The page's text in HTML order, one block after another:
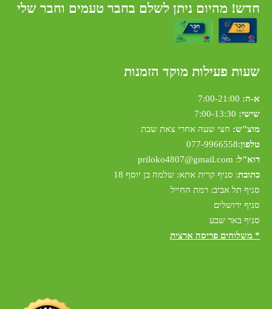
חדש! מהיום ניתן לשלם בחבר טעמים וחבר שלי
שעות פעילות מוקד הזמנות
א-ה:
שישי: 7:00-13:30
מוצ"ש: חצי שעה אחרי צאת שבת
טלפון:
077-9966558
דוא"ל:
priloko4807@gmail.com
כתובת: סניף קרית אתא: שלמה בן יוסף 18
סניף תל אביב: רמת החייל
סניף ירושלים
סניף באר שבע
* משלוחים פריסה ארצית